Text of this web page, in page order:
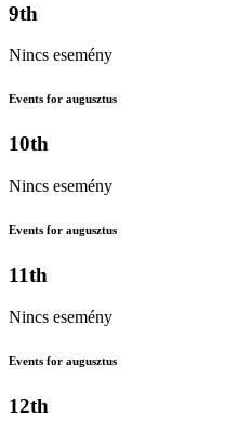
9th
Nincs esemény
Events for augusztus
10th
Nincs esemény
Events for augusztus
11th
Nincs esemény
Events for augusztus
12th